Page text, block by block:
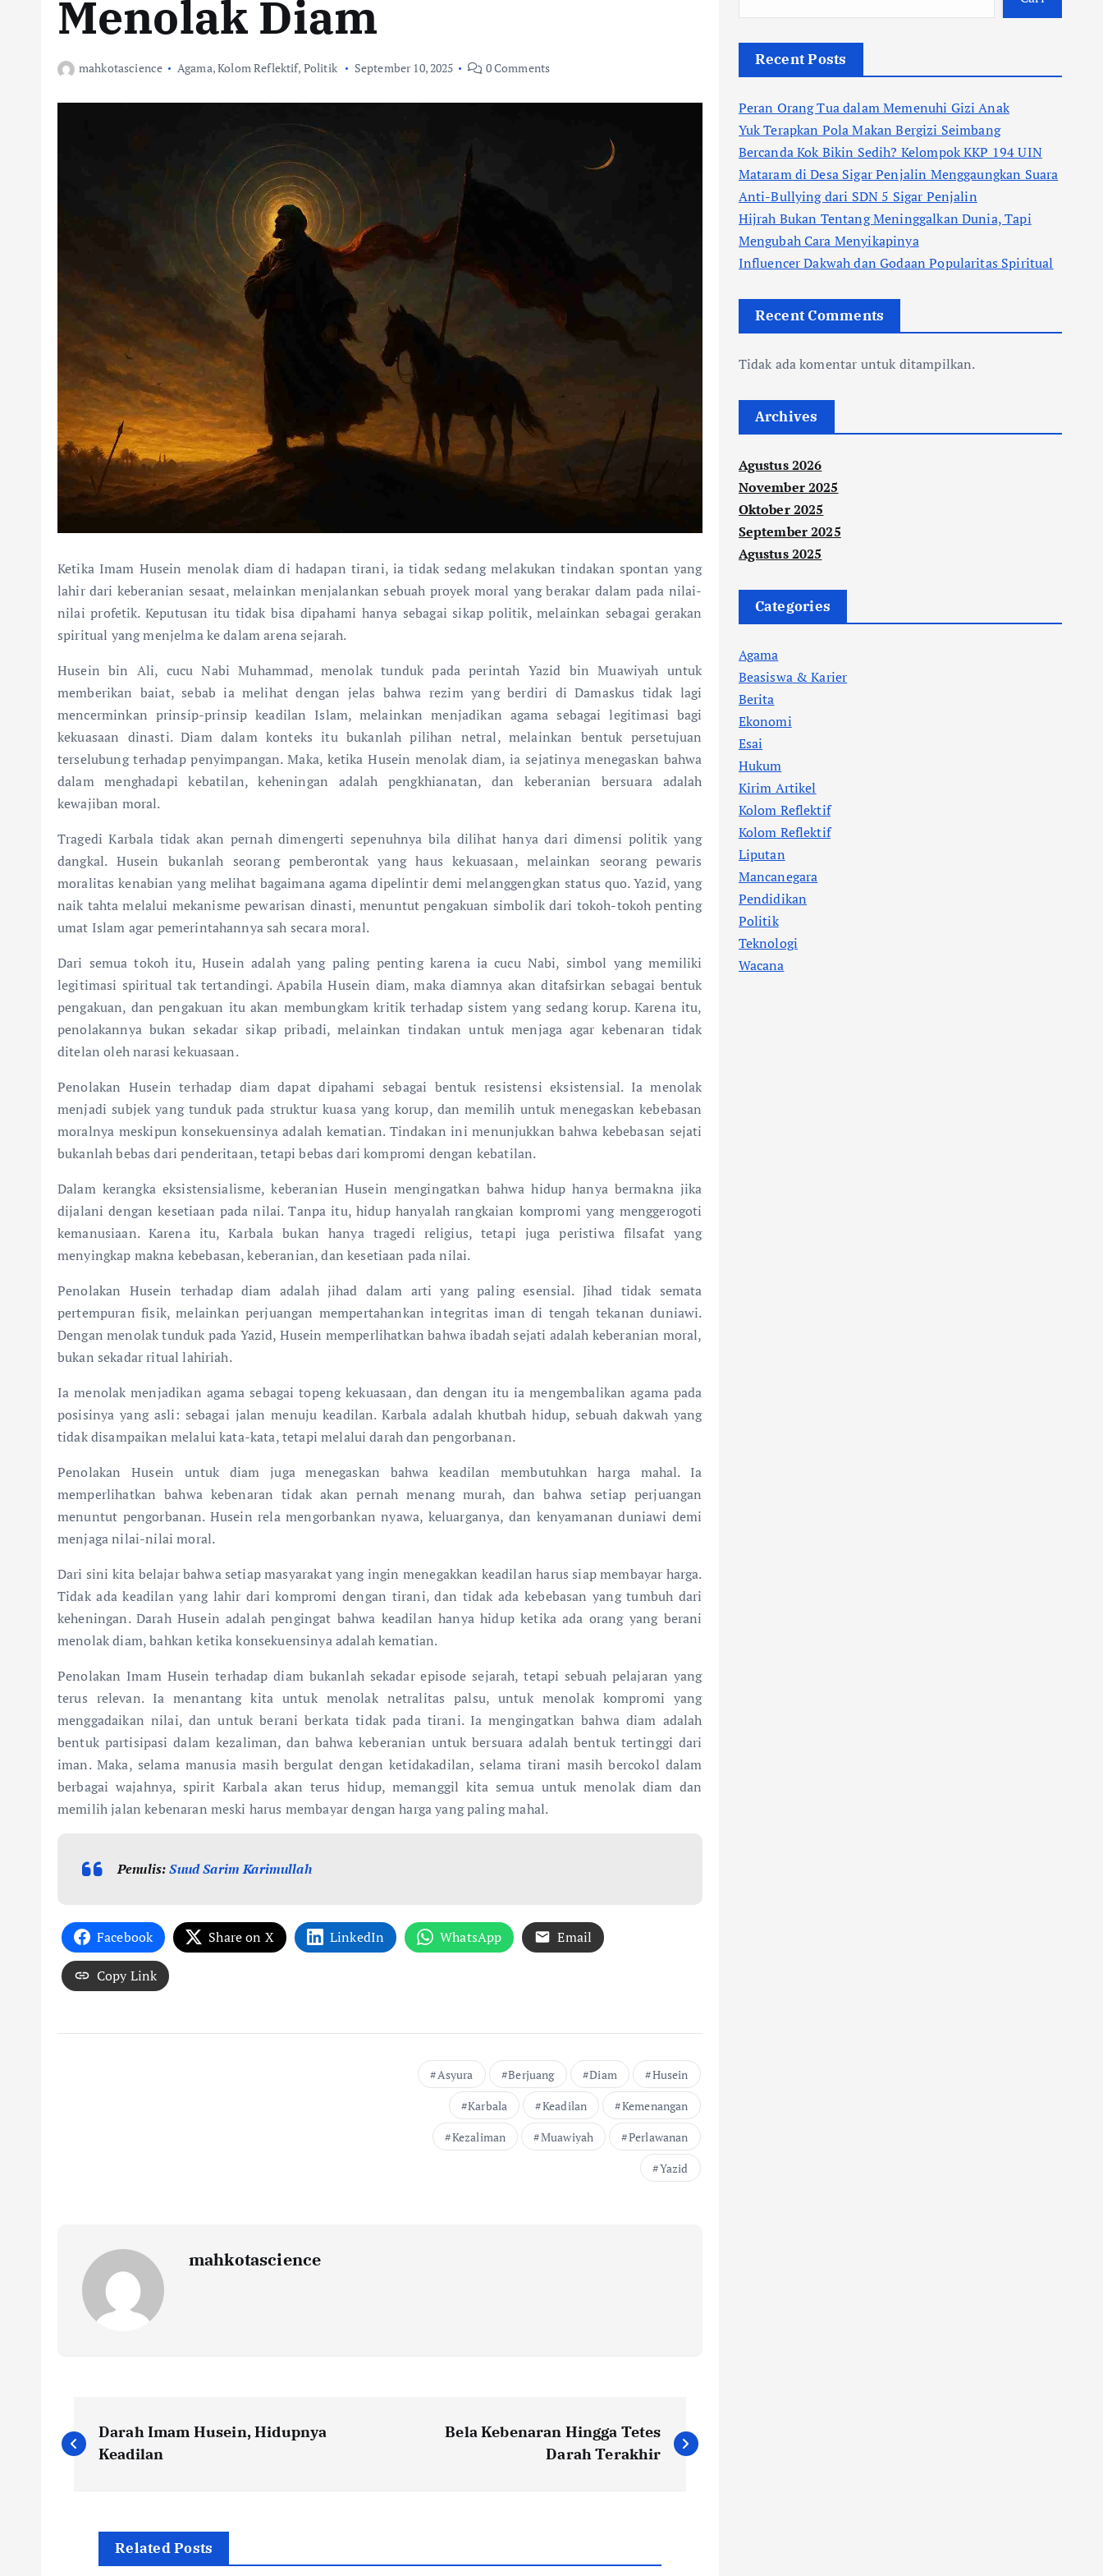
Menolak Diam
mahkotascience Agama,Kolom Reflektif, Politik September 10, 2025 0 Comments
Ketika Imam Husein menolak diam di hadapan tirani, ia tidak sedang melakukan tindakan spontan yang
lahir dari keberanian sesaat, melainkan menjalankan sebuah proyek moral yang berakar dalam pada nilai-
nilai profetik. Keputusan itu tidak bisa dipahami hanya sebagai sikap politik, melainkan sebagai gerakan
spiritual yang menjelma ke dalam arena sejarah.
Husein bin Ali, cucu Nabi Muhammad, menolak tunduk pada perintah Yazid bin Muawiyah untuk
memberikan baiat, sebab ia melihat dengan jelas bahwa rezim yang berdiri di Damaskus tidak lagi
mencerminkan prinsip-prinsip keadilan Islam, melainkan menjadikan agama sebagai legitimasi bagi
kekuasaan dinasti. Diam dalam konteks itu bukanlah pilihan netral, melainkan bentuk persetujuan
terselubung terhadap penyimpangan. Maka, ketika Husein menolak diam, ia sejatinya menegaskan bahwa
dalam menghadapi kebatilan, keheningan adalah pengkhianatan, dan keberanian bersuara adalah
kewajiban moral.
Tragedi Karbala tidak akan pernah dimengerti sepenuhnya bila dilihat hanya dari dimensi politik yang
dangkal. Husein bukanlah seorang pemberontak yang haus kekuasaan, melainkan seorang pewaris
moralitas kenabian yang melihat bagaimana agama dipelintir demi melanggengkan status quo. Yazid, yang
naik tahta melalui mekanisme pewarisan dinasti, menuntut pengakuan simbolik dari tokoh-tokoh penting
umat Islam agar pemerintahannya sah secara moral.
Dari semua tokoh itu, Husein adalah yang paling penting karena ia cucu Nabi, simbol yang memiliki
legitimasi spiritual tak tertandingi. Apabila Husein diam, maka diamnya akan ditafsirkan sebagai bentuk
pengakuan, dan pengakuan itu akan membungkam kritik terhadap sistem yang sedang korup. Karena itu,
penolakannya bukan sekadar sikap pribadi, melainkan tindakan untuk menjaga agar kebenaran tidak
ditelan oleh narasi kekuasaan.
Penolakan Husein terhadap diam dapat dipahami sebagai bentuk resistensi eksistensial. Ia menolak
menjadi subjek yang tunduk pada struktur kuasa yang korup, dan memilih untuk menegaskan kebebasan
moralnya meskipun konsekuensinya adalah kematian. Tindakan ini menunjukkan bahwa kebebasan sejati
bukanlah bebas dari penderitaan, tetapi bebas dari kompromi dengan kebatilan.
Dalam kerangka eksistensialisme, keberanian Husein mengingatkan bahwa hidup hanya bermakna jika
dijalani dengan kesetiaan pada nilai. Tanpa itu, hidup hanyalah rangkaian kompromi yang menggerogoti
kemanusiaan. Karena itu, Karbala bukan hanya tragedi religius, tetapi juga peristiwa filsafat yang
menyingkap makna kebebasan, keberanian, dan kesetiaan pada nilai.
Penolakan Husein terhadap diam adalah jihad dalam arti yang paling esensial. Jihad tidak semata
pertempuran fisik, melainkan perjuangan mempertahankan integritas iman di tengah tekanan duniawi.
Dengan menolak tunduk pada Yazid, Husein memperlihatkan bahwa ibadah sejati adalah keberanian moral,
bukan sekadar ritual lahiriah.
Ia menolak menjadikan agama sebagai topeng kekuasaan, dan dengan itu ia mengembalikan agama pada
posisinya yang asli: sebagai jalan menuju keadilan. Karbala adalah khutbah hidup, sebuah dakwah yang
tidak disampaikan melalui kata-kata, tetapi melalui darah dan pengorbanan.
Penolakan Husein untuk diam juga menegaskan bahwa keadilan membutuhkan harga mahal. Ia
memperlihatkan bahwa kebenaran tidak akan pernah menang murah, dan bahwa setiap perjuangan
menuntut pengorbanan. Husein rela mengorbankan nyawa, keluarganya, dan kenyamanan duniawi demi
menjaga nilai-nilai moral.
Dari sini kita belajar bahwa setiap masyarakat yang ingin menegakkan keadilan harus siap membayar harga.
Tidak ada keadilan yang lahir dari kompromi dengan tirani, dan tidak ada kebebasan yang tumbuh dari
keheningan. Darah Husein adalah pengingat bahwa keadilan hanya hidup ketika ada orang yang berani
menolak diam, bahkan ketika konsekuensinya adalah kematian.
Penolakan Imam Husein terhadap diam bukanlah sekadar episode sejarah, tetapi sebuah pelajaran yang
terus relevan. Ia menantang kita untuk menolak netralitas palsu, untuk menolak kompromi yang
menggadaikan nilai, dan untuk berani berkata tidak pada tirani. Ia mengingatkan bahwa diam adalah
bentuk partisipasi dalam kezaliman, dan bahwa keberanian untuk bersuara adalah bentuk tertinggi dari
iman. Maka, selama manusia masih bergulat dengan ketidakadilan, selama tirani masih bercokol dalam
berbagai wajahnya, spirit Karbala akan terus hidup, memanggil kita semua untuk menolak diam dan
memilih jalan kebenaran meski harus membayar dengan harga yang paling mahal.
Penulis:Suud Sarim Karimullah
Facebook Share on X LinkedIn WhatsApp Email
Copy Link
Asyura Berjuang Diam
Husein
Karbala
Keadilan
Kemenangan
Kezaliman
Muawiyah
Perlawanan
Yazid
mahkotascience
N
a
Darah Imam Husein, Hidupnya
Keadilan
Bela Kebenaran Hingga Tetes
Darah Terakhir
Related Posts
Recent Posts
Peran Orang Tua dalam Memenuhi Gizi Anak
Yuk Terapkan Pola Makan Bergizi Seimbang
Bercanda Kok Bikin Sedih? Kelompok KKP 194 UIN
Mataram di Desa Sigar Penjalin Menggaungkan Suara
Anti-Bullying dari SDN 5 Sigar Penjalin
Hijrah Bukan Tentang Meninggalkan Dunia, Tapi
Mengubah Cara Menyikapinya
Influencer Dakwah dan Godaan Popularitas Spiritual
Recent Comments
Tidak ada komentar untuk ditampilkan.
Archives
Agustus 2026
November 2025
Oktober 2025
September 2025
Agustus 2025
Categories
Agama
Beasiswa & Karier
Berita
Ekonomi
Esai
Hukum
Kirim Artikel
Kolom Reflektif
Kolom Reflektif
Liputan
Mancanegara
Pendidikan
Politik
Teknologi
Wacana